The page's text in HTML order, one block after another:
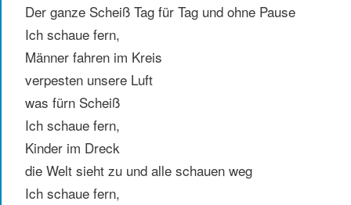
Der ganze Scheiß Tag für Tag und ohne Pause
Ich schaue fern,
Männer fahren im Kreis
verpesten unsere Luft
was fürn Scheiß
Ich schaue fern,
Kinder im Dreck
die Welt sieht zu und alle schauen weg
Ich schaue fern,